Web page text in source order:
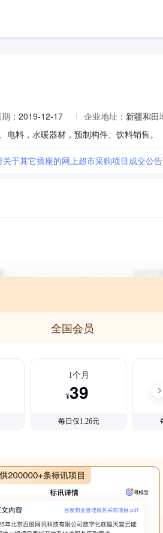
： 2019-12-17 企业地址： 新疆和田
料，水暖器材，预制构件、饮料销售。
于其它插座的网上超市采购项目成交公
全国会员
1个月
¥39
每日仅1.26元